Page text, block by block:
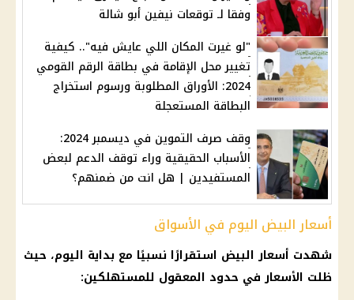
وفقا لـ توقعات نيفين أبو شالة
"لو غيرت المكان اللي عايش فيه".. كيفية
تغيير محل الإقامة في بطاقة الرقم القومي
2024: الأوراق المطلوبة ورسوم استخراج
البطاقة المستعجلة
وقف صرف التموين في ديسمبر 2024:
الأسباب الحقيقية وراء توقف الدعم لبعض
المستفيدين | هل انت من ضمنهم؟
أسعار البيض اليوم في الأسواق
شهدت أسعار البيض استقرارًا نسبيًا مع بداية اليوم، حيث
ظلت الأسعار في حدود المعقول للمستهلكين: